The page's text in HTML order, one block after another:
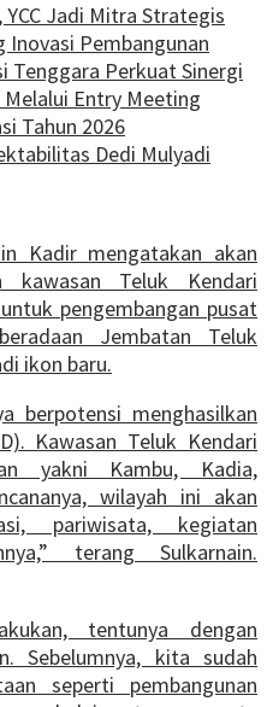
Jadi Mitra Strategis
Pembangunan
Tenggara Perkuat Sinergi
Entry Meeting
Tahun 2026
Dedi Mulyadi
Kadir mengatakan akan
kawasan Teluk Kendari
pengembangan pusat
Jembatan Teluk
ikon baru.
berpotensi menghasilkan
Kawasan Teluk Kendari
yakni Kambu, Kadia,
wilayah ini akan
pariwisata, kegiatan
terang Sulkarnain.
tentunya dengan
Sebelumnya, kita sudah
seperti pembangunan